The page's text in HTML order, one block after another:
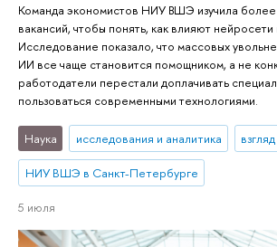
Команда экономистов НИУ ВШЭ изучила более
вакансий, чтобы понять, как влияют
Исследование показало, что массовых
ИИ все чаще становится помощником, а не
работодатели перестали доплачивать
пользоваться современными технологиями.
Наука исследования и аналитика
НИУ ВШЭ в Санкт-Петербурге
5 июля